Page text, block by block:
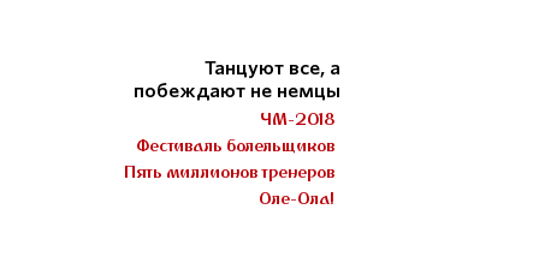
Танцуют все, а
побеждают не немцы
ЧМ-2018
Фестиваль болельщиков
Пять миллионов тренеров
Оле-Ола!